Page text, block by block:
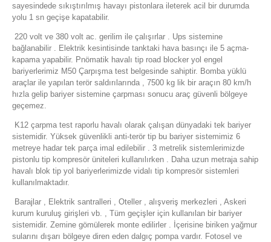
sayesindede sıkıştırılmış havayı pistonlara ileterek acil bir durumda
yolu 1 sn geçişe kapatabilir.
220 volt ve 380 volt ac. gerilim ile çalışırlar . Ups sistemine
bağlanabilir . Elektrik kesintisinde tanktaki hava basınçı ile 5 açma-
kapama yapabilir. Pnömatik havalı tip road blocker yol engel
bariyerlerimiz M50 Çarpışma test belgesinde sahiptir. Bomba yüklü
araçlar ile yapılan terör saldırılarında , 7500 kg lik bir araçın 80 km/h
hızla gelip bariyer sistemine çarpması sonucu araç güvenli bölgeye
geçemez.
K12 çarpma test raporlu havalı olarak çalışan dünyadaki tek bariyer
sistemidir. Yüksek güvenlikli anti-terör tip bu bariyer sistemimiz 6
metreye hadar tek parça imal edilebilir . 3 metrelik sistemlerimizde
pistonlu tip kompresör üniteleri kullanılırken . Daha uzun metraja sahip
havalı blok tip yol bariyerlerimizde vidalı tip kompresör sistemleri
kullanılmaktadır.
Barajlar , Elektrik santralleri , Oteller , alışveriş merkezleri , Askeri
kurum kuruluş girişleri vb. , Tüm geçişler için kullanılan bir bariyer
sistemidir. Zemine gömülerek monte edilirler . İçerisine biriken yağmur
sularını dışarı bölgeye diren eden dalgıç pompa vardır. Fotosel ve